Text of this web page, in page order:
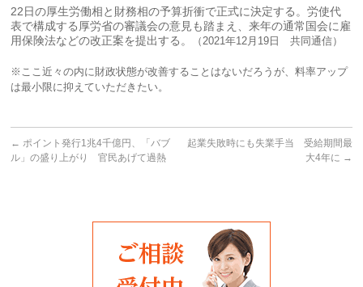
22日の厚生労働相と財務相の予算折衝で正式に決定する。労使代
表で構成する厚労省の審議会の意見も踏まえ、来年の通常国会に雇
用保険法などの改正案を提出する。
（2021年12月19日 共同通信）
※ここ近々の内に財政状態が改善することはないだろうが、料率アップ
は最小限に抑えていただきたい。
← ポイント発行1兆4千億円、「バブ
ル」の盛り上がり 官民あげて過熱
起業失敗時にも失業手当 受給期間最
大4年に →